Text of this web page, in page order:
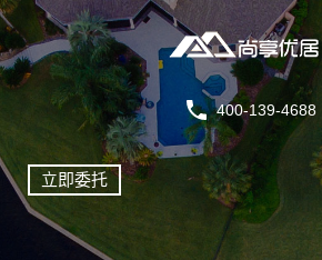
400-139-4688
立即委托